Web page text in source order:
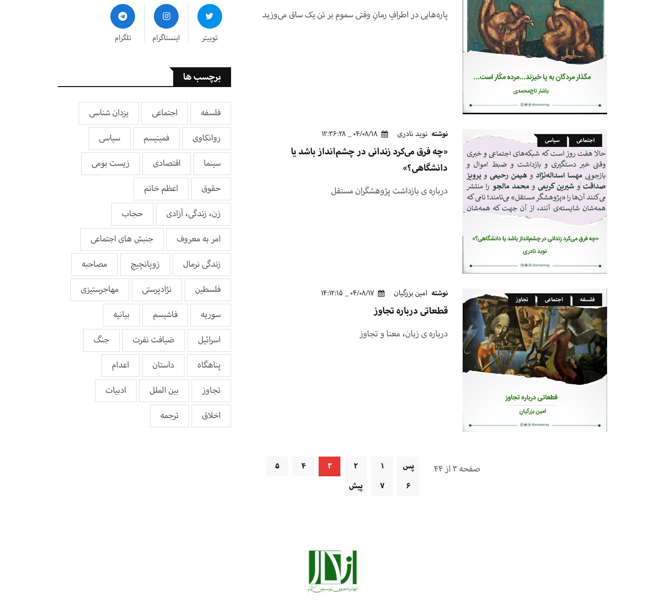
پاره‌هایی در اطرافِ رمانِ وقتی سموم بر تن یک ساق می‌وزید
اجتماعی سیاسی
نوشته نوید نادری 04/08/18 _ 12:36:28
«چه فرق می‌کرد زندانی در چشم‌انداز باشد یا
دانشگاهی؟»
درباره ی بازداشت پژوهشگران مستقل
فلسفه اجتماعی تجاوز
نوشته امین بزرگیان 04/08/17 _ 14:12:15
قطعاتی درباره تجاوز
درباره ی زبان، معنا و تجاوز
صفحه 3 از 44 پس 1
2
3
4
5
6
7 پیش
توییتر اینستاگرام تلگرام
برچسب ها
فلسفه اجتماعی
یزدان شناسی
روانکاوی
فمینیسم
سیاسی
سینما
اقتصادی
زیست بومی
حقوق
اعظم خاتم
زن، زندگی، آزادی
حجاب
امر به معروف
جنبش های اجتماعی
زندگی نرمال
زوپانچیچ
مصاحبه
فلسطین
نژادپرستی
مهاجرستیزی
سوریه
فاشیسم
بيانيه
اسرائیل
ضیافت نفرت
جنگ
پناهگاه
داستان
اعدام
تجاوز
بین الملل
ادبیات
اخلاق
ترجمه